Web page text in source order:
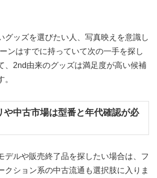
グッズを選びたい人、写真映えを意識し
ンはすでに持っていて次の一手を探し
、2nd由来のグッズは満足度が高い候補
や中古市場は型番と年代確認が必
デルや販売終了品を探したい場合は、フ
クション系の中古流通も選択肢に入りま